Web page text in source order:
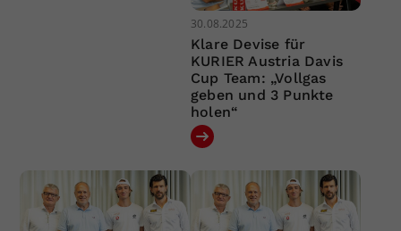
30.08.2025
Klare Devise für
KURIER Austria Davis
Cup Team: „Vollgas
geben und 3 Punkte
holen“